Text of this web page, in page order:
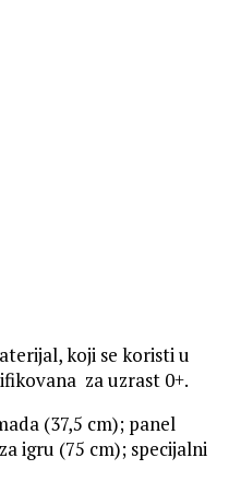
koji se koristi u
za uzrast 0+.
(37,5 cm); panel
igru (75 cm); specijalni